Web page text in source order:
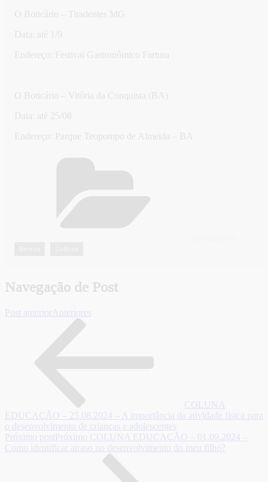
O Boticário – Tiradentes MG
Data: até 1/9
Endereço: Festival Gastronômico Fartura
O Boticário – Vitória da Conquista (BA)
Data: até 25/08
Endereço: Parque Teopompo de Almeida – BA
Navegação de Post
Post anterior Anteriores
COLUNA
EDUCAÇÃO – 25.08.2024 – A importância da atividade física para
o desenvolvimento de crianças e adolescentes
Próximo post Próximo COLUNA EDUCAÇÃO – 01.09.2024 –
Como identificar atraso no desenvolvimento do meu filho?